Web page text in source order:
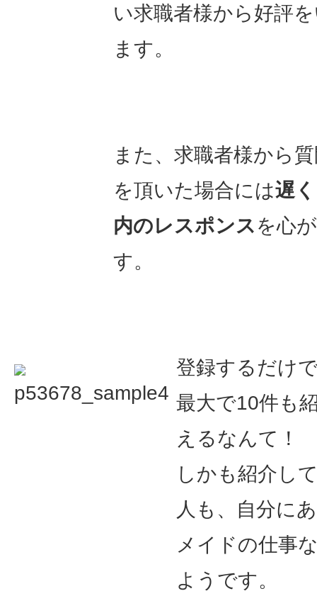
い求職者様から好評
ます。
また、求職者様から
を頂いた場合には遅
内のレスポンスを心
す。
登録するだけ
最大で10件も
えるなんて！
しかも紹介し
人も、自分に
メイドの仕事
ようです。